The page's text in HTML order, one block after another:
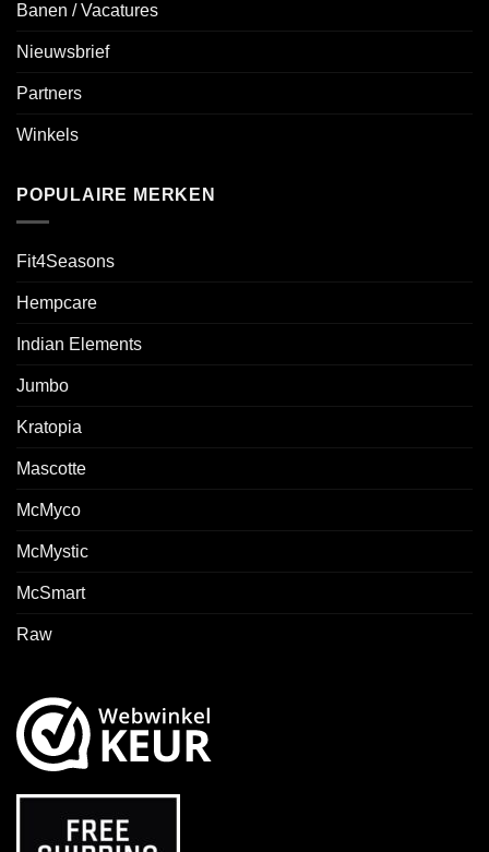
Banen / Vacatures
Nieuwsbrief
Partners
Winkels
POPULAIRE MERKEN
Fit4Seasons
Hempcare
Indian Elements
Jumbo
Kratopia
Mascotte
McMyco
McMystic
McSmart
Raw